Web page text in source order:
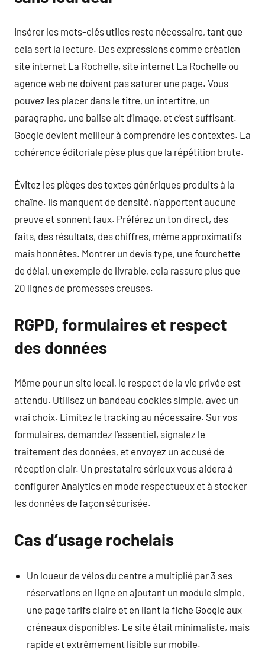
Insérer les mots-clés utiles reste nécessaire, tant que
cela sert la lecture. Des expressions comme création
site internet La Rochelle, site internet La Rochelle ou
agence web ne doivent pas saturer une page. Vous
pouvez les placer dans le titre, un intertitre, un
paragraphe, une balise alt d’image, et c’est suffisant.
Google devient meilleur à comprendre les contextes. La
cohérence éditoriale pèse plus que la répétition brute.
Évitez les pièges des textes génériques produits à la
chaîne. Ils manquent de densité, n’apportent aucune
preuve et sonnent faux. Préférez un ton direct, des
faits, des résultats, des chiffres, même approximatifs
mais honnêtes. Montrer un devis type, une fourchette
de délai, un exemple de livrable, cela rassure plus que
20 lignes de promesses creuses.
RGPD, formulaires et respect
des données
Même pour un site local, le respect de la vie privée est
attendu. Utilisez un bandeau cookies simple, avec un
vrai choix. Limitez le tracking au nécessaire. Sur vos
formulaires, demandez l’essentiel, signalez le
traitement des données, et envoyez un accusé de
réception clair. Un prestataire sérieux vous aidera à
configurer Analytics en mode respectueux et à stocker
les données de façon sécurisée.
Cas d’usage rochelais
Un loueur de vélos du centre a multiplié par 3 ses
réservations en ligne en ajoutant un module simple,
une page tarifs claire et en liant la fiche Google aux
créneaux disponibles. Le site était minimaliste, mais
rapide et extrêmement lisible sur mobile.